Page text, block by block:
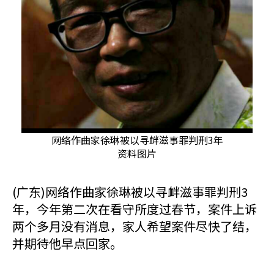
网络作曲家徐琳被以寻衅滋事罪判刑3年
资料图片
(广东)网络作曲家徐琳被以寻衅滋事罪判刑3
年，今年第二次在看守所度过春节，案件上诉
两个多月没有消息，家人希望案件尽快了结，
并期待他早点回家。